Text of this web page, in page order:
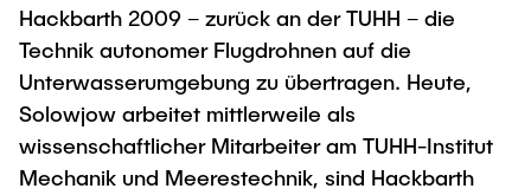
Hackbarth 2009 – zurück an der TUHH – die
Technik autonomer Flugdrohnen auf die
Unterwasserumgebung zu übertragen. Heute,
Solowjow arbeitet mittlerweile als
wissenschaftlicher Mitarbeiter am TUHH-Institut
Mechanik und Meerestechnik, sind Hackbarth